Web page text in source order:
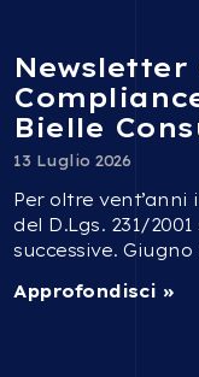
Newsletter
Bielle
13 Luglio 2026
Per oltre
del D.Lgs. 231/
successive. Giugno
Approfondisci »